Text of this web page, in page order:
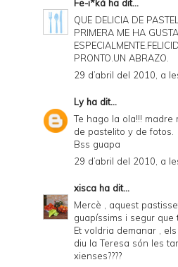
Fe-i*ká ha dit...
QUE DELICIA DE
PRIMERA ME HA
PRONTO.UN ABRAZO.
29 d’abril del 2010, a
Lyha dit...
Te hago la ola!!! madre
de pastelito y de fotos.
Bss guapa
29 d’abril del 2010, a
xisca ha dit...
Mercè , aquest
guapíssims i segur que
Et voldria demanar ,
diu la Teresa són les
xienses????